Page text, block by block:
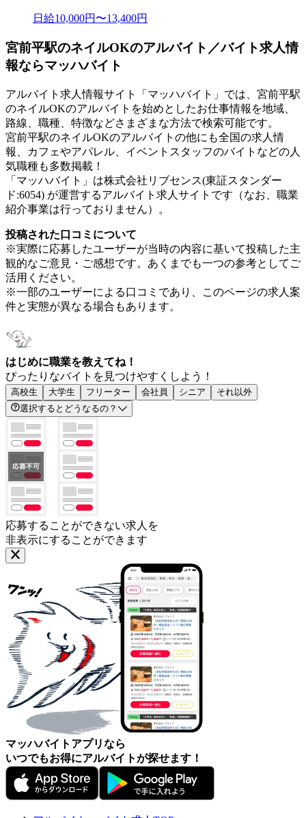
日給10,000円〜13,400円
宮前平駅のネイルOKのアルバイト／バイト求人情
報ならマッハバイト
アルバイト求人情報サイト「マッハバイト」では、宮前平駅
のネイルOKのアルバイトを始めとしたお仕事情報を地域、
路線、職種、特徴などさまざまな方法で検索可能です。
宮前平駅のネイルOKのアルバイトの他にも全国の求人情
報、カフェやアパレル、イベントスタッフのバイトなどの人
気職種も多数掲載！
「マッハバイト」は株式会社リブセンス(東証スタンダー
ド:6054) が運営するアルバイト求人サイトです（なお、職業
紹介事業は行っておりません）。
投稿された口コミについて
※実際に応募したユーザーが当時の内容に基いて投稿した主
観的なご意見・ご感想です。あくまでも一つの参考としてご
活用ください。
※一部のユーザーによる口コミであり、このページの求人案
件と実態が異なる場合もあります。
はじめに職業を教えてね！
ぴったりなバイトを見つけやすくしよう！
高校生 大学生 フリーター 会社員 シニア
それ以外
選択するとどうなるの？
応募することができない求人を
非表示にすることができます
マッハバイトアプリなら
いつでもお得にアルバイトが探せます！